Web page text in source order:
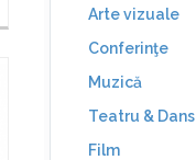
Arte vizuale
Conferinţe
Muzică
Teatru & Dans
Film